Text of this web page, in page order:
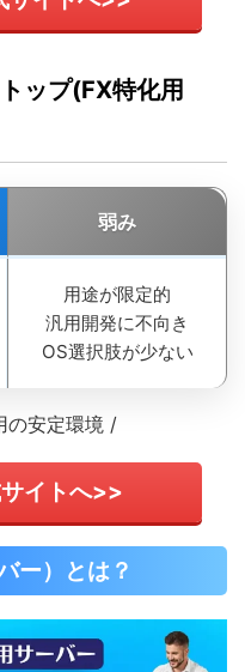
ップ(FX特化用
弱み
用途が限定的
汎用開発に不向き
OS選択肢が少ない
の安定環境 /
イトへ>>
ー）とは？